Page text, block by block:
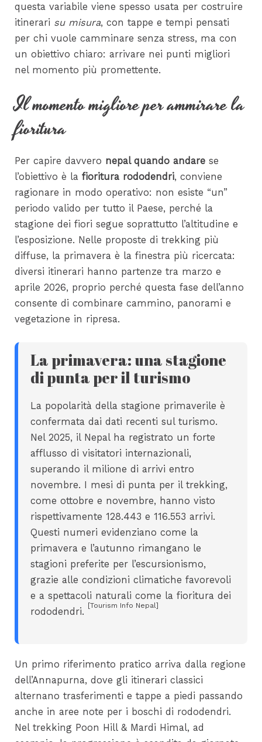
questa variabile viene spesso usata per costruire
itinerari su misura, con tappe e tempi pensati
per chi vuole camminare senza stress, ma con
un obiettivo chiaro: arrivare nei punti migliori
nel momento più promettente.
Il momento migliore per ammirare la
fioritura
Per capire davvero nepal quando andare se
l’obiettivo è lafioritura rododendri, conviene
ragionare in modo operativo: non esiste “un”
periodo valido per tutto il Paese, perché la
stagione dei fiori segue soprattutto l’altitudine e
l’esposizione. Nelle proposte di trekking più
diffuse, la primavera è la finestra più ricercata:
diversi itinerari hanno partenze tra marzo e
aprile 2026, proprio perché questa fase dell’anno
consente di combinare cammino, panorami e
vegetazione in ripresa.
La primavera: una stagione
di punta per il turismo
La popolarità della stagione primaverile è
confermata dai dati recenti sul turismo.
Nel 2025, il Nepal ha registrato un forte
afflusso di visitatori internazionali,
superando il milione di arrivi entro
novembre. I mesi di punta per il trekking,
come ottobre e novembre, hanno visto
rispettivamente 128.443 e 116.553 arrivi.
Questi numeri evidenziano come la
primavera e l’autunno rimangano le
stagioni preferite per l’escursionismo,
grazie alle condizioni climatiche favorevoli
e a spettacoli naturali come la fioritura dei
rododendri.
[Tourism Info Nepal]
Un primo riferimento pratico arriva dalla regione
dell’Annapurna, dove gli itinerari classici
alternano trasferimenti e tappe a piedi passando
anche in aree note per i boschi di rododendri.
Nel trekking Poon Hill & Mardi Himal, ad